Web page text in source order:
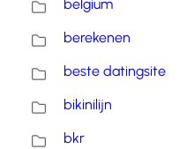
belgium
berekenen
beste datingsite
bikinilijn
bkr